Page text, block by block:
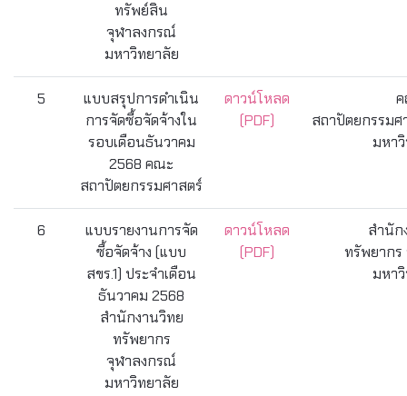
ทรัพย์สิน
จุฬาลงกรณ์
มหาวิทยาลัย
5
แบบสรุปการดำเนิน
การจัดซื้อจัดจ้างใน
รอบเดือนธันวาคม
2568 คณะ
สถาปัตยกรรมศาสตร์
ดาวน์โหลด
(PDF)
สถาปัตยกรรม
มหา
6
แบบรายงานการจัด
ซื้อจัดจ้าง (แบบ
สขร.1) ประจำเดือน
ธันวาคม 2568
สำนักงานวิทย
ทรัพยากร
จุฬาลงกรณ์
มหาวิทยาลัย
ดาวน์โหลด
(PDF)
สำนัก
ทรัพยาก
มหา